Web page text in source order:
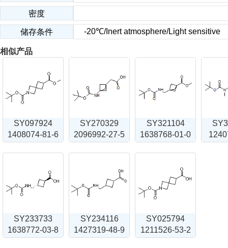
密度
储存条件 -20℃/Inert atmosphere/Light sensitive
相似产品
SY097924
1408074-81-6
SY270329
2096992-27-5
SY321104
1638768-01-0
SY233733
1638772-03-8
SY234116
1427319-48-9
SY025794
1211526-53-2